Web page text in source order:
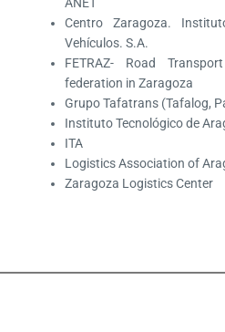
ANET
Centro Zaragoza.
Vehículos. S.A.
FETRAZ- Road
federation in Zaragoza
Grupo Tafatrans (Tafalog,
Instituto Tecnológico de
ITA
Logistics Association of
Zaragoza Logistics Center